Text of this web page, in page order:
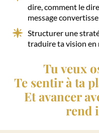
dire, comment le
message convertisse
Structurer une
traduire ta vision
Tu veux
Te sentir à ta
Et avancer
rend